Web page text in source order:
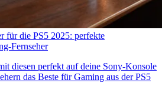
für die PS5 2025: perfekte
Fernseher
diesen perfekt auf deine Sony-Konsole
das Beste für Gaming aus der PS5